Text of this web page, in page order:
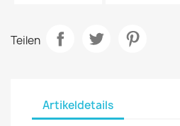
Teilen
Artikeldetails